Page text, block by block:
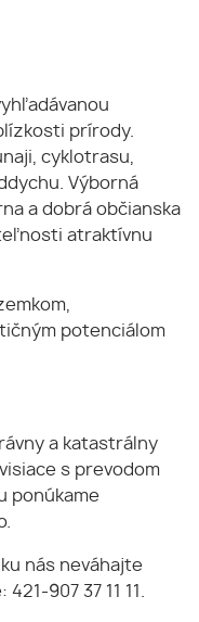
prírody.
cyklotrasu,
Výborná
a dobrá občianska
atraktívnu
potenciálom
a katastrálny
s prevodom
ponúkame
nás neváhajte
907 37 11 11.